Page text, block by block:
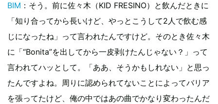
BIM ：そう。前に佐々木（KID FRESINO）と飲んだときに
「知り合ってから長いけど、やっとこうして2人で飲む感
じになったね」って言われたんですけど。そのとき佐々木
に「“Bonita”を出してから一皮剥けたんじゃない？」って
言われてハッとして。「ああ、そうかもしれない」と思っ
たんですよね。周りに認められてないことによってバリア
を張ってたけど、俺の中ではあの曲でかなり変わったんだ